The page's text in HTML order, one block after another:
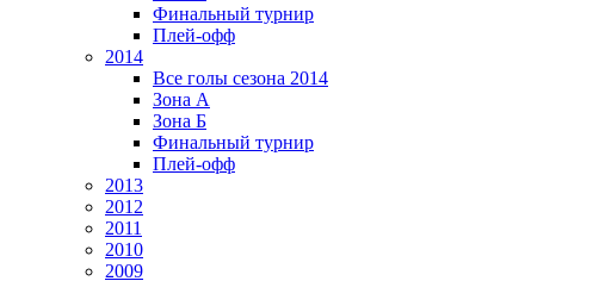
Финальный турнир
Плей-офф
2014
Все голы сезона 2014
Зона А
Зона Б
Финальный турнир
Плей-офф
2013
2012
2011
2010
2009